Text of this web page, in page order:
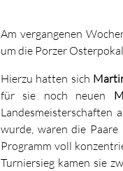
Am vergangenen
um die Porzer
Hierzu hatten sich
für sie noch neuen
Landesmeisterschaften
wurde, waren die
Programm voll
Turniersieg kamen sie